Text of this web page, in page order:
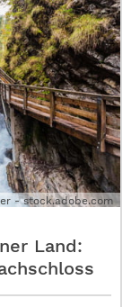
- stock.adobe.com
Land: